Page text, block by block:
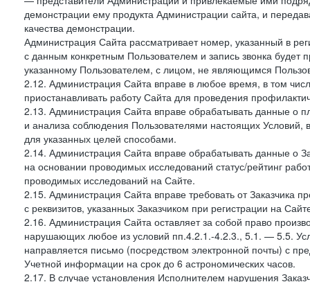
демонстрации ему продукта Администрации сайта, и
качества демонстрации.
Администрация Сайта рассматривает номер, указанный в
с данным конкретным Пользователем и запись звонка будет
указанному Пользователем, с лицом, не являющимся
2.12. Администрация Сайта вправе в любое время, в том
приостанавливать работу Сайта для проведения
2.13. Администрация Сайта вправе обрабатывать данные о
и анализа соблюдения Пользователями настоящих
для указанных целей способами.
2.14. Администрация Сайта вправе обрабатывать данные о
на основании проводимых исследований статус/рейтинг
проводимых исследований на Сайте.
2.15. Администрация Сайта вправе требовать от Заказчика
с реквизитов, указанных Заказчиком при регистрации на
2.16. Администрация Сайта оставляет за собой право
нарушающих любое из условий пп.4.2.1.-4.2.3., 5.1. — 5.5.
направляется письмо (посредством электронной почты) с
Учетной информации на срок до 6 астрономических часов.
2.17. В случае установления Исполнителем нарушения